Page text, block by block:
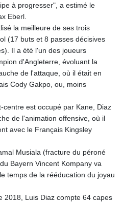
à progresser", a estimé le
Eberl.
la meilleure de ses trois
(17 buts et 8 passes décisives
Il a été l'un des joueurs
d'Angleterre, évoluant la
de l'attaque, où il était en
Cody Gakpo, ou, moins
est occupé par Kane, Diaz
de l'animation offensive, où il
avec le Français Kingsley
Musiala (fracture du péroné
Bayern Vincent Kompany va
temps de la rééducation du joyau
2018, Luis Diaz compte 64 capes